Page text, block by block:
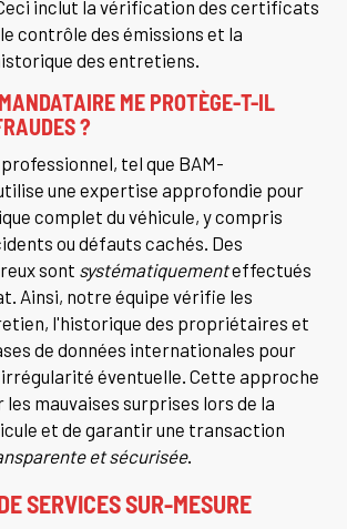
inclut la vérification des certificats
contrôle des émissions et la
des entretiens.
ME PROTÈGE-T-IL
?
tel que BAM-
une expertise approfondie pour
complet du véhicule, y compris
ou défauts cachés. Des
sont systématiquementeffectués
Ainsi, notre équipe vérifie les
l'historique des propriétaires et
de données internationales pour
éventuelle. Cette approche
mauvaises surprises lors de la
et de garantir une transaction
et sécurisée.
SERVICES SUR-MESURE